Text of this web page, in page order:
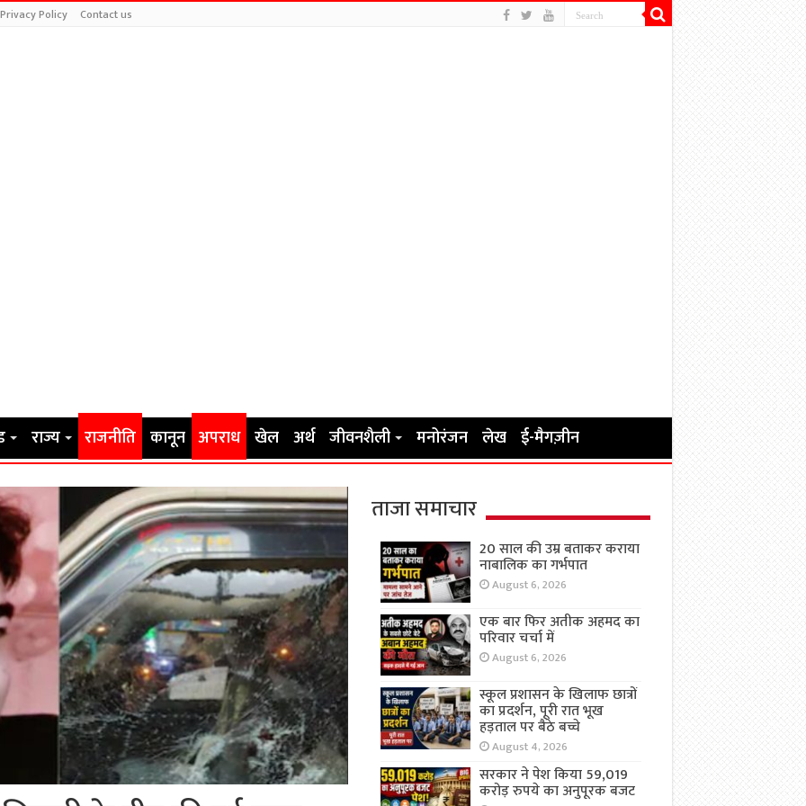
Privacy Policy Contact us
राज्य राजनीति कानून अपराध खेल अर्थ जीवनशैली मनोरंजन लेख ई-मैगज़ीन
ताजा समाचार
20 साल की उम्र बताकर कराया
नाबालिक का गर्भपात
August 6, 2026
एक बार फिर अतीक अहमद का
परिवार चर्चा में
August 6, 2026
स्कूल प्रशासन के खिलाफ छात्रों
का प्रदर्शन, पूरी रात भूख
हड़ताल पर बैठे बच्चे
August 4, 2026
सरकार ने पेश किया 59,019
करोड़ रुपये का अनुपूरक बजट